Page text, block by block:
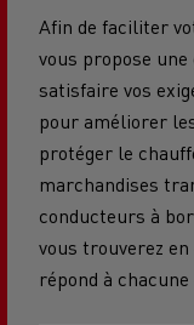
Afin de faciliter
vous propose
satisfaire vos
pour améliorer
protéger le
marchandises
conducteurs à
vous trouverez
répond à